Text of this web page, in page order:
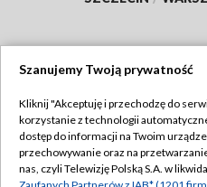
Abonament TVP
Emisja w TVP
Szanujemy Twoją prywatność
Kliknij "Akceptuję i przechodzę do
korzystanie z technologii
dostęp do informacji na Twoim
przechowywanie oraz na
nas, czyli Telewizję Polską S.A. w